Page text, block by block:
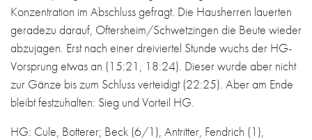
Konzentration im Abschluss gefragt. Die Hausherren lauerten
geradezu darauf, Oftersheim/Schwetzingen die Beute wieder
abzujagen. Erst nach einer dreiviertel Stunde wuchs der HG-
Vorsprung etwas an (15:21, 18:24). Dieser wurde aber nicht
zur Gänze bis zum Schluss verteidigt (22:25). Aber am Ende
bleibt festzuhalten: Sieg und Vorteil HG.
HG: Cule, Botterer; Beck (6/1), Antritter, Fendrich (1),